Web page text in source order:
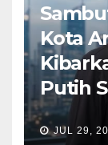
Kota
Putih
JUL 29,
AMBON METRO
PENDIDIKAN &